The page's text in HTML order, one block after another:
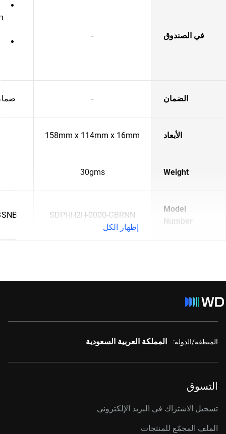
في الصندوق -
الضمان -
الأبعاد 158mm x 114mm x 16mm
Weight
30gms
Model
Number
SDPHH2H-0000-GBRNN
إظهار الكل
المنطقة/الدولة: المملكة العربية السعودية
التسوق
تسجيل الاشتراك في البريد الإلكتروني
الملف المجمّع للمنتجات